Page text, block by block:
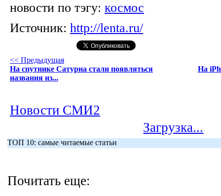
новости по тэгу: космос
Источник: http://lenta.ru/
<< Предыдущая
На спутнике Сатурна стали появляться
названия из...
На
Новости СМИ2
Загрузка...
ТОП 10: самые читаемые статьи
Почитать еще: